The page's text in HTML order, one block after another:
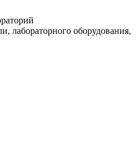
лабораторного оборудования,